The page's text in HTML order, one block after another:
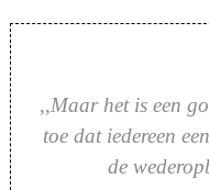
,,Maar het is een goed gebaar naar de bevolking
toe dat iedereen
de